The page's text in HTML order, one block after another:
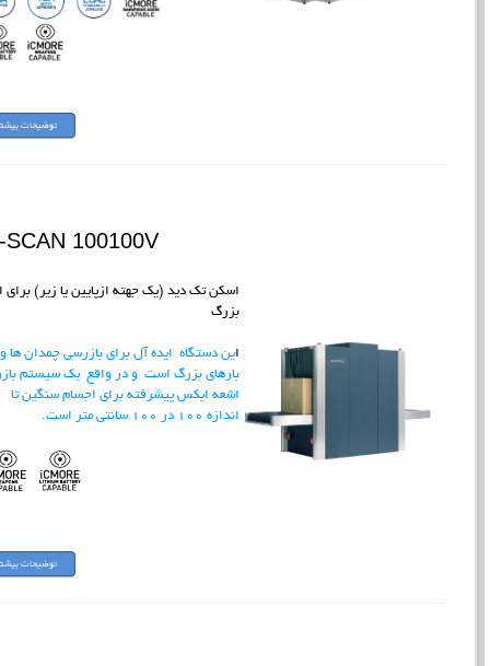
SCAN 100100V
اسکن تک دید (یک جهته ازپایین یا زیر) برای
بزرگ
این دستگاه ایده آل برای بازرسی چمدان ها و
بارهای بزرگ است و در واقع یک سیستم
اشعه ایکس پیشرفته برای اجسام سنگین تا
اندازه 100 در 100 سانتی متر است.